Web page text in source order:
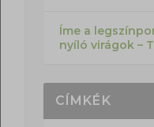
Íme a
nyíló virágok –
CÍMKÉK